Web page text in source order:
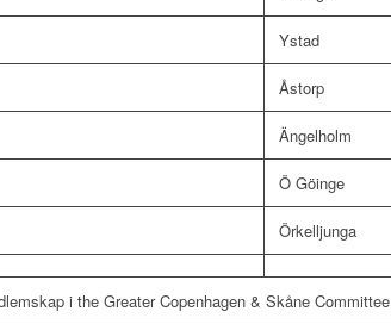
Ystad
Åstorp
Ängelholm
Ö Göinge
Örkelljunga
i the Greater Copenhagen & Skåne Committee